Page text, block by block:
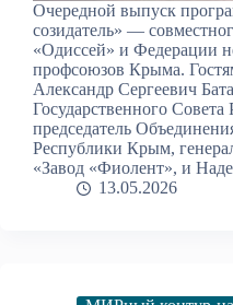
Очередной выпуск
созидатель» —
«Одиссей» и Федерации
профсоюзов Крыма.
Александр Сергеевич
Государственного
председатель
Республики Крым,
«Завод «Фиолент», и
13.05.2026